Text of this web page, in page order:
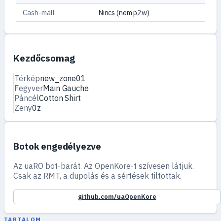
Cash-mall
Nincs (nem p2w)
Kezdőcsomag
Térképnew_zone01
FegyverMain Gauche
PáncélCotton Shirt
Zeny0z
Botok engedélyezve
Az uaRO bot-barát. Az OpenKore-t szívesen látjuk.
Csak az RMT, a dupolás és a sértések tiltottak.
github.com/uaOpenKore
TARTALOM